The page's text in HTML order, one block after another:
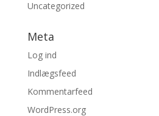
Uncategorized
Meta
Log ind
Indlægsfeed
Kommentarfeed
WordPress.org